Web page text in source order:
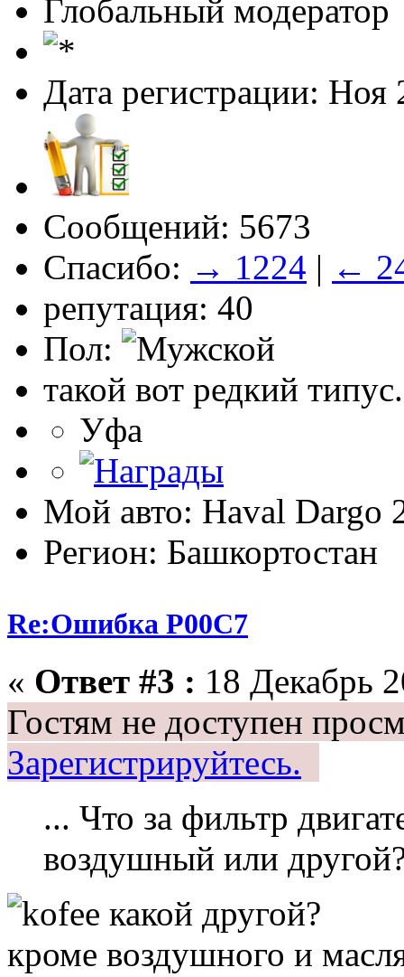
Глобальный модератор
Дата регистрации: Ноя
Сообщений: 5673
Спасибо: → 1224 | ←
репутация: 40
Пол:
такой вот редкий
Уфа
Мой авто: Haval Dargo
Регион: Башкортостан
Re:Ошибка P00C7
« Ответ #3 : 18 Декабрь
Гостям не доступен
Зарегистрируйтесь.
... Что за фильтр
воздушный или
какой другой?
кроме воздушного и